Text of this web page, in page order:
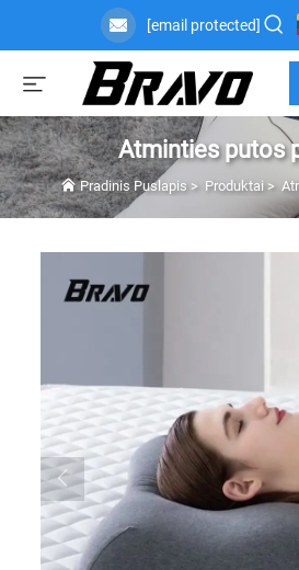
[email protected]
Atminties putos
Pradinis Puslapis> Produktai>